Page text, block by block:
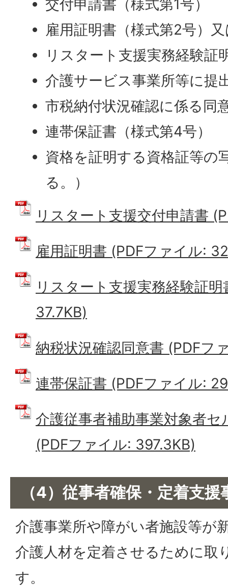
交付申請書（様式第1号）
雇用証明書（様式第2号）
リスタート支援実務経験証
介護サービス事業所等に提
市税納付状況確認に係る同
連帯保証書（様式第4号）
資格を証明する資格証等の
る。）
リスタート支援交付申請書
雇用証明書 (PDFファイル:
リスタート支援実務経験証
37.7KB)
納税状況確認同意書 (PDFフ
連帯保証書 (PDFファイル:
介護従事者補助事業対象者
(PDFファイル: 397.3KB)
（4）従事者確保・定着支援
介護事業所や障がい者施設等が
介護人材を定着させるために取
す。